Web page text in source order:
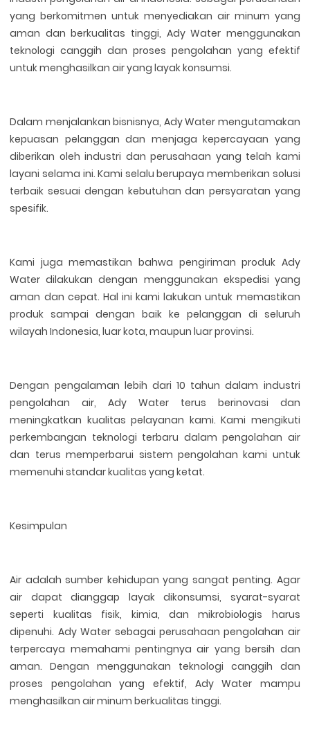
yang berkomitmen untuk menyediakan air minum yang
aman dan berkualitas tinggi, Ady Water menggunakan
teknologi canggih dan proses pengolahan yang efektif
untuk menghasilkan air yang layak konsumsi.
Dalam menjalankan bisnisnya, Ady Water mengutamakan
kepuasan pelanggan dan menjaga kepercayaan yang
diberikan oleh industri dan perusahaan yang telah kami
layani selama ini. Kami selalu berupaya memberikan solusi
terbaik sesuai dengan kebutuhan dan persyaratan yang
spesifik.
Kami juga memastikan bahwa pengiriman produk Ady
Water dilakukan dengan menggunakan ekspedisi yang
aman dan cepat. Hal ini kami lakukan untuk memastikan
produk sampai dengan baik ke pelanggan di seluruh
wilayah Indonesia, luar kota, maupun luar provinsi.
Dengan pengalaman lebih dari 10 tahun dalam industri
pengolahan air, Ady Water terus berinovasi dan
meningkatkan kualitas pelayanan kami. Kami mengikuti
perkembangan teknologi terbaru dalam pengolahan air
dan terus memperbarui sistem pengolahan kami untuk
memenuhi standar kualitas yang ketat.
Kesimpulan
Air adalah sumber kehidupan yang sangat penting. Agar
air dapat dianggap layak dikonsumsi, syarat-syarat
seperti kualitas fisik, kimia, dan mikrobiologis harus
dipenuhi. Ady Water sebagai perusahaan pengolahan air
terpercaya memahami pentingnya air yang bersih dan
aman. Dengan menggunakan teknologi canggih dan
proses pengolahan yang efektif, Ady Water mampu
menghasilkan air minum berkualitas tinggi.